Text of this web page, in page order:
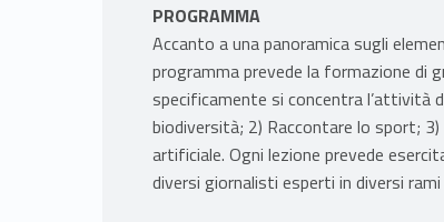
PROGRAMMA
Accanto a una panoramica sugli
programma prevede la formazione di
specificamente si concentra l’attività
biodiversità; 2) Raccontare lo sport;
artificiale. Ogni lezione prevede
diversi giornalisti esperti in diversi